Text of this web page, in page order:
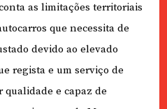
as limitações territoriais
que necessita de
devido ao elevado
regista e um serviço de
qualidade e capaz de